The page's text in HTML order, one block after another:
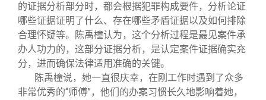
的证据分析部分时，都会根据犯罪构成要件，分析论证
哪些证据证明了什么、存在哪些矛盾证据以及如何排除
合理怀疑等。陈禹橦认为，这个分析过程是最见案件承
办人功力的，这部分证据分析，是认定案件证据确实充
分，进而确保法律适用准确的关键。
陈禹橦说，她一直很庆幸，在刚工作时遇到了众多
非常优秀的“师傅”，他们的办案习惯长久地影响着她，